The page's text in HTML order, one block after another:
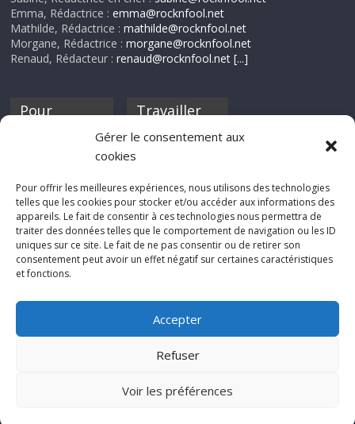
Gérer le consentement aux
cookies
Pour offrir les meilleures expériences, nous utilisons des technologies
telles que les cookies pour stocker et/ou accéder aux informations des
appareils. Le fait de consentir à ces technologies nous permettra de
traiter des données telles que le comportement de navigation ou les ID
uniques sur ce site. Le fait de ne pas consentir ou de retirer son
consentement peut avoir un effet négatif sur certaines caractéristiques
et fonctions.
Accepter
Refuser
Voir les préférences
Emma, Rédactrice :emma@rocknfool.net
Mathilde, Rédactrice :mathilde@rocknfool.net
Morgane, Rédactrice :morgane@rocknfool.net
Renaud, Rédacteur :renaud@rocknfool.net [...]
Pour
discothèque
Travailler
Si tu souhaites
Rocknfool, n'hésite
pas à nous envoyer
tes chroniques de
concerts, de films,
séries ou des billets
d'humeur :
net